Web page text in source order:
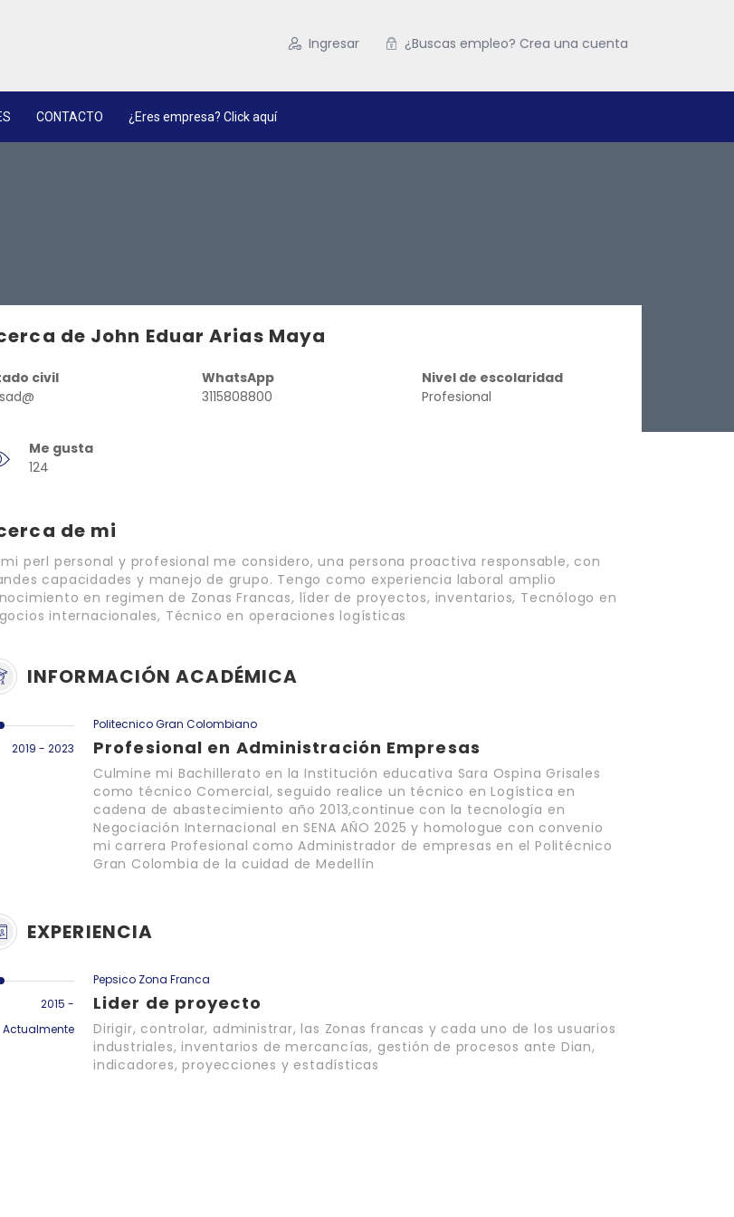
Ingresar ¿Buscas empleo? Crea una cuenta
CONTACTO ¿Eres empresa? Click aquí
de John Eduar Arias Maya
civil
WhatsApp
3115808800
Nivel de escolaridad
Profesional
Me gusta
124
de mi
mi perl personal y profesional me considero, una persona proactiva responsable, con
capacidades y manejo de grupo. Tengo como experiencia laboral amplio
en regimen de Zonas Francas, líder de proyectos, inventarios, Tecnólogo en
internacionales, Técnico en operaciones logísticas
INFORMACIÓN ACADÉMICA
2019 - 2023
Politecnico Gran Colombiano
Profesional en Administración Empresas
Culmine mi Bachillerato en la Institución educativa Sara Ospina Grisales
como técnico Comercial, seguido realice un técnico en Logística en
cadena de abastecimiento año 2013,continue con la tecnología en
Negociación Internacional en SENA AÑO 2025 y homologue con convenio
mi carrera Profesional como Administrador de empresas en el Politécnico
Gran Colombia de la cuidad de Medellín
EXPERIENCIA
2015 -
Actualmente
Pepsico Zona Franca
Lider de proyecto
Dirigir, controlar, administrar, las Zonas francas y cada uno de los usuarios
industriales, inventarios de mercancías, gestión de procesos ante Dian,
indicadores, proyecciones y estadísticas